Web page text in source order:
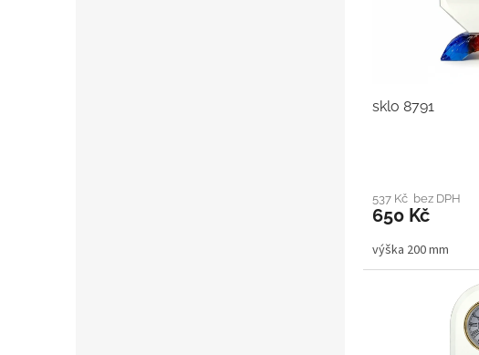
sklo 8791
537 Kč bez DPH
650 Kč
výška 200 mm